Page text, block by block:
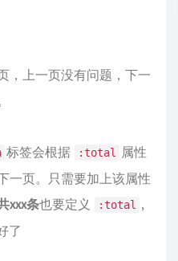
，上一页没有问题，下一
标签会根据 :total
属性
一页。只需要加上该属性
xxx条也要定义 :total
,
了